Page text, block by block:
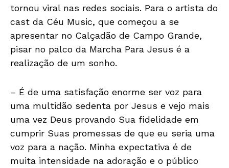
tornou viral nas redes sociais. Para o artista do
cast da Céu Music, que começou a se
apresentar no Calçadão de Campo Grande,
pisar no palco da Marcha Para Jesus é a
realização de um sonho.
– É de uma satisfação enorme ser voz para
uma multidão sedenta por Jesus e vejo mais
uma vez Deus provando Sua fidelidade em
cumprir Suas promessas de que eu seria uma
voz para a nação. Minha expectativa é de
muita intensidade na adoração e o público